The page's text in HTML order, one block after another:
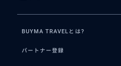
BUYMA TRAVELとは?
パートナー登録